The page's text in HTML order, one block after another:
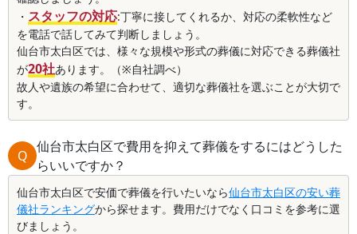
・ スタッフの対応:丁寧に接してくれるか、対応の柔軟性など
を電話で話してみて判断しましょう。
仙台市太白区では、様々な規模や形式の葬儀に対応できる葬儀社
が20社あります。（※自社調べ）
故人や遺族の希望に合わせて、適切な葬儀社を選ぶことが大切で
す。
Q
仙台市太白区で費用を抑えて葬儀をするにはどうした
らいいですか？
仙台市太白区で安価で葬儀を行いたいなら仙台市太白区の安い葬
儀社ランキングから探せます。費用だけでなく口コミを参考に選
びましょう。